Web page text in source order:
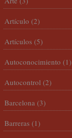
Artículo (2)
Artículos (5)
Autoconocimiento (1)
Autocontrol (2)
Barcelona (3)
Barreras (1)